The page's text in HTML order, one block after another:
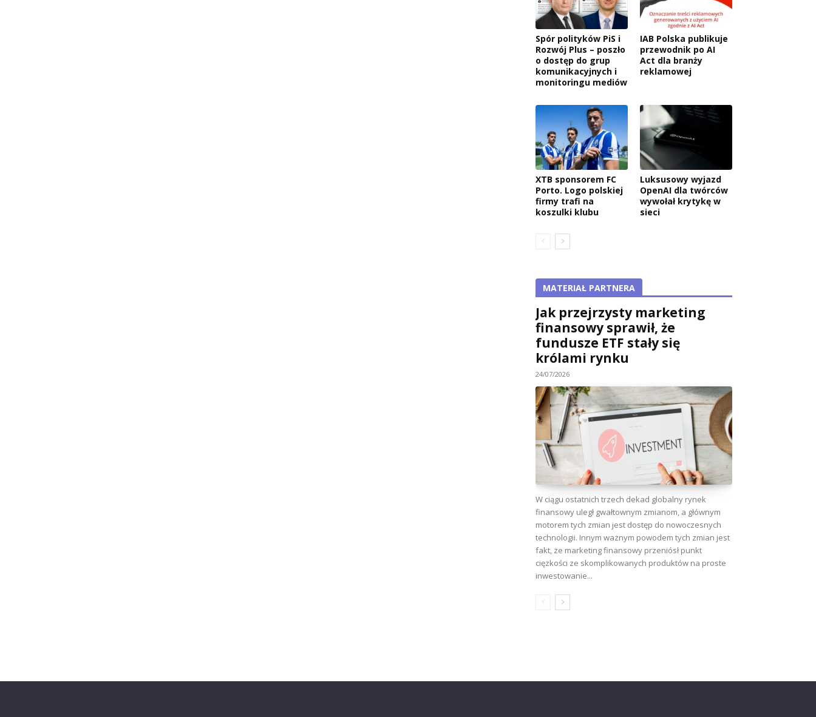
Spór polityków PiS i
Rozwój Plus – poszło
o dostęp do grup
komunikacyjnych i
monitoringu mediów
IAB Polska publikuje
przewodnik po AI
Act dla branży
reklamowej
XTB sponsorem FC
Porto. Logo polskiej
firmy trafi na
koszulki klubu
Luksusowy wyjazd
OpenAI dla twórców
wywołał krytykę w
sieci
MATERIAŁ PARTNERA
Jak przejrzysty marketing
finansowy sprawił, że
fundusze ETF stały się
królami rynku
24/07/2026
W ciągu ostatnich trzech dekad globalny rynek
finansowy uległ gwałtownym zmianom, a głównym
motorem tych zmian jest dostęp do nowoczesnych
technologii. Innym ważnym powodem tych zmian jest
fakt, że marketing finansowy przeniósł punkt
ciężkości ze skomplikowanych produktów na proste
inwestowanie...